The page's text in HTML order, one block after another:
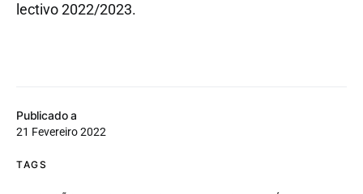
Publicado a
21 Fevereiro 2022
TAGS
lectivo 2022/2023.